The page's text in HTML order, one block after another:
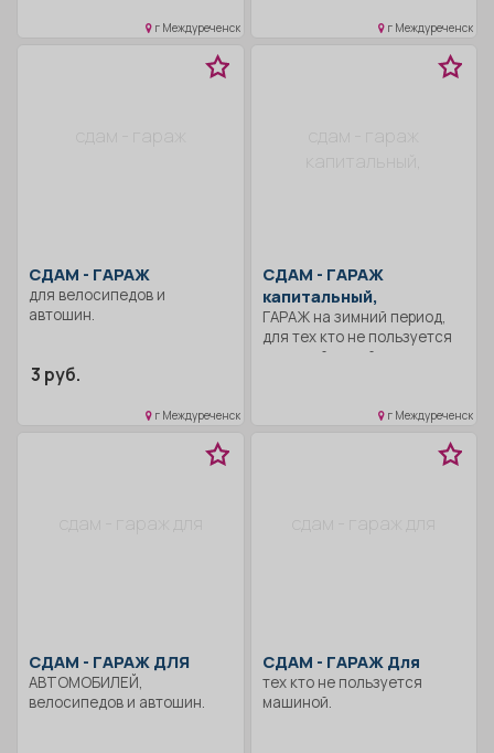
г Междуреченск г Междуреченск
сдам - гараж
СДАМ - ГАРАЖ
для велосипедов и
автошин.
3 руб.
г Междуреченск
сдам - гараж
капитальный,
СДАМ - ГАРАЖ
капитальный,
ГАРАЖ на зимний период,
для тех кто не пользуется
машиной зимой и для
г Междуреченск
сдам - гараж для
СДАМ - ГАРАЖ ДЛЯ
АВТОМОБИЛЕЙ,
велосипедов и автошин.
сдам - гараж для
СДАМ - ГАРАЖ Для
тех кто не пользуется
машиной.